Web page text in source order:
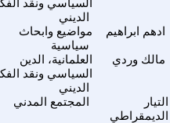
السياسي ونقد
الديني
مواضيع وابحاث
سياسية
ادهم ابراهيم
العلمانية، الدين
السياسي ونقد
الديني
مالك وردي
المجتمع المدني
التيار
الديمقراطي